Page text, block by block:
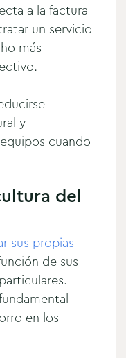
a la factura
un servicio
más
y
cuando
del
sus propias
de sus
en los